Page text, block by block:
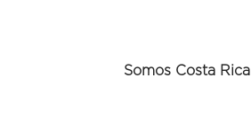
Somos Costa Rica